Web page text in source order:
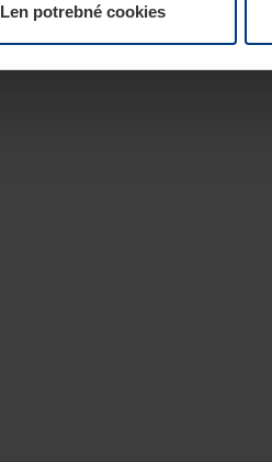
Len potrebné cookies